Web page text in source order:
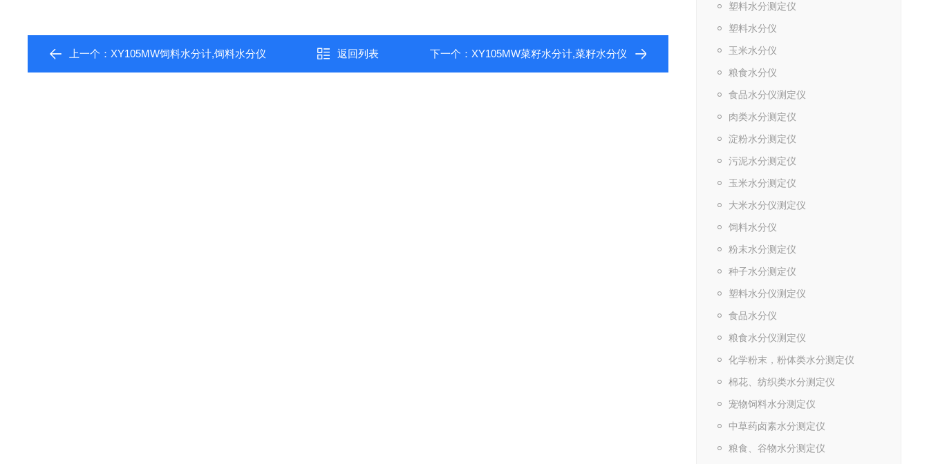
塑料水分测定仪
塑料水分仪
玉米水分仪
粮食水分仪
食品水分仪测定仪
肉类水分测定仪
淀粉水分测定仪
污泥水分测定仪
玉米水分测定仪
大米水分仪测定仪
饲料水分仪
粉末水分测定仪
种子水分测定仪
塑料水分仪测定仪
食品水分仪
粮食水分仪测定仪
化学粉末，粉体类水分测定仪
棉花、纺织类水分测定仪
宠物饲料水分测定仪
中草药卤素水分测定仪
粮食、谷物水分测定仪
上一个： XY105MW饲料水分计,饲料水分仪 返回列表 下一个： XY105MW菜籽水分计,菜籽水分仪